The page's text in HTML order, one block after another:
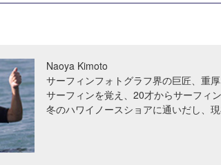
Naoya Kimoto
サーフィンフォトグラフ界の巨匠、重
サーフィンを覚え、20才からサーフィ
冬のハワイノースショアに通いだし、現